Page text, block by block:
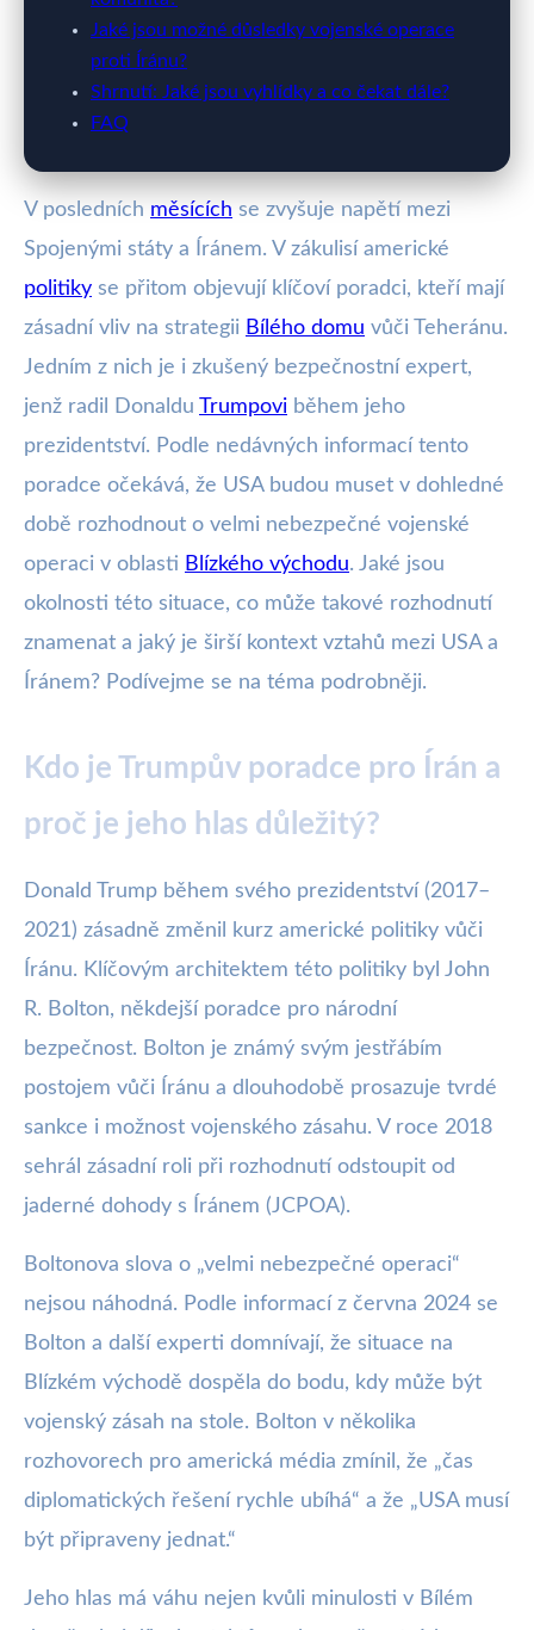
Jaké jsou možné důsledky vojenské operace
proti Íránu?
Shrnutí: Jaké jsou vyhlídky a co čekat dále?
FAQ
V posledních měsících se zvyšuje napětí mezi
Spojenými státy a Íránem. V zákulisí americké
politiky se přitom objevují klíčoví poradci, kteří mají
zásadní vliv na strategii Bílého domu vůči Teheránu.
Jedním z nich je i zkušený bezpečnostní expert,
jenž radil Donaldu Trumpovi během jeho
prezidentství. Podle nedávných informací tento
poradce očekává, že USA budou muset v dohledné
době rozhodnout o velmi nebezpečné vojenské
operaci v oblasti Blízkého východu. Jaké jsou
okolnosti této situace, co může takové rozhodnutí
znamenat a jaký je širší kontext vztahů mezi USA a
Íránem? Podívejme se na téma podrobněji.
Kdo je Trumpův poradce pro Írán a
proč je jeho hlas důležitý?
Donald Trump během svého prezidentství (2017–
2021) zásadně změnil kurz americké politiky vůči
Íránu. Klíčovým architektem této politiky byl John
R. Bolton, někdejší poradce pro národní
bezpečnost. Bolton je známý svým jestřábím
postojem vůči Íránu a dlouhodobě prosazuje tvrdé
sankce i možnost vojenského zásahu. V roce 2018
sehrál zásadní roli při rozhodnutí odstoupit od
jaderné dohody s Íránem (JCPOA).
Boltonova slova o „velmi nebezpečné operaci“
nejsou náhodná. Podle informací z června 2024 se
Bolton a další experti domnívají, že situace na
Blízkém východě dospěla do bodu, kdy může být
vojenský zásah na stole. Bolton v několika
rozhovorech pro americká média zmínil, že „čas
diplomatických řešení rychle ubíhá“ a že „USA musí
být připraveny jednat.“
Jeho hlas má váhu nejen kvůli minulosti v Bílém